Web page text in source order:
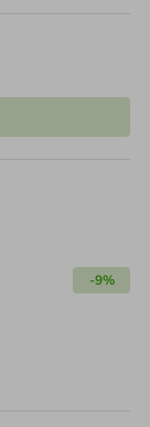
-9%